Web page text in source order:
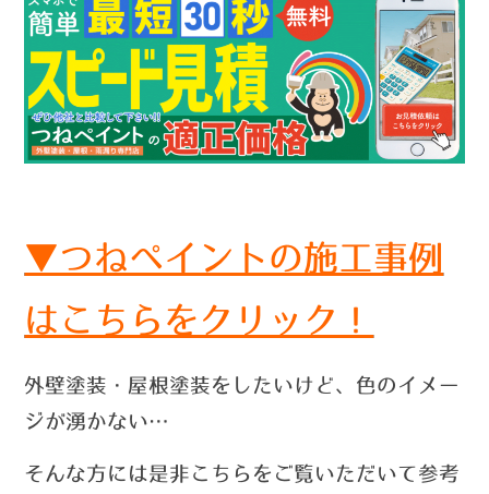
▼つねペイントの施工事例
はこちらをクリック！
外壁塗装・屋根塗装をしたいけど、色のイメー
ジが湧かない…
そんな方には是非こちらをご覧いただいて参考